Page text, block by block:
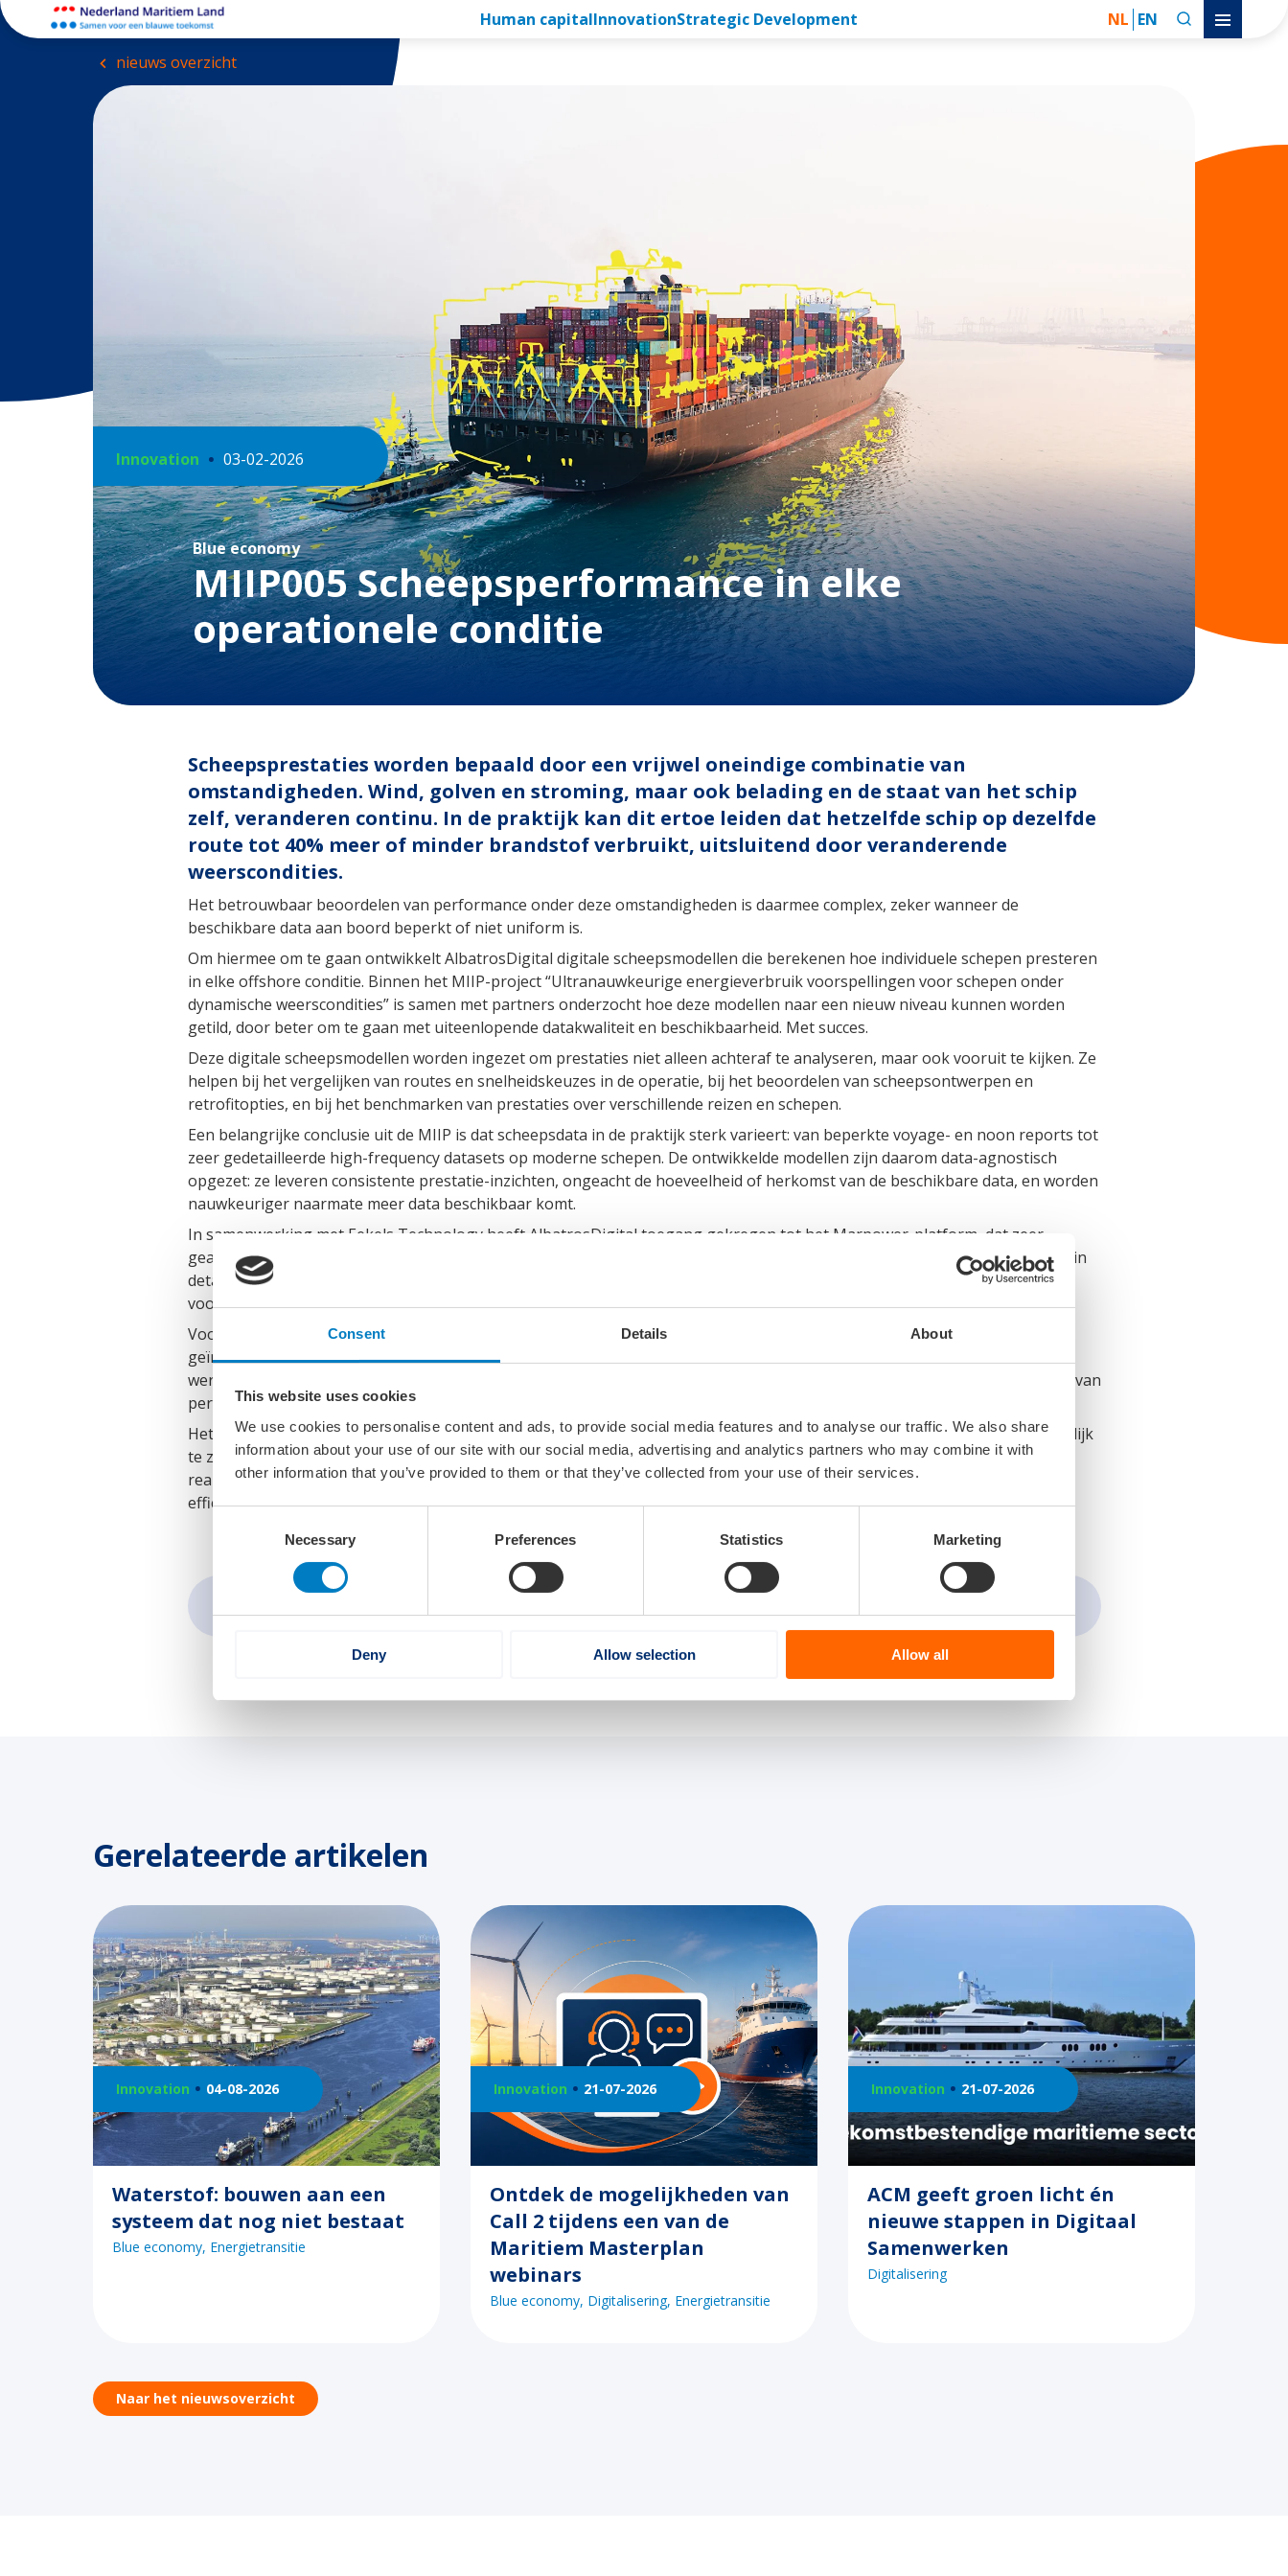
Consent Details About
This website uses cookies
We use cookies to personalise content and ads, to provide social media features and to analyse our traffic. We also share
information about your use of our site with our social media, advertising and analytics partners who may combine it with
other information that you’ve provided to them or that they’ve collected from your use of their services.
Necessary Preferences Statistics Marketing
Deny Allow selection Allow all
Human capitalInnovationStrategic Development NL EN
nieuws overzicht
Innovation 03-02-2026
Blue economy
MIIP005 Scheepsperformance in elke
operationele conditie
Scheepsprestaties worden bepaald door een vrijwel oneindige combinatie van
omstandigheden. Wind, golven en stroming, maar ook belading en de staat van het schip
zelf, veranderen continu. In de praktijk kan dit ertoe leiden dat hetzelfde schip op dezelfde
route tot 40% meer of minder brandstof verbruikt, uitsluitend door veranderende
weerscondities.
Het betrouwbaar beoordelen van performance onder deze omstandigheden is daarmee complex, zeker wanneer de
beschikbare data aan boord beperkt of niet uniform is.
Om hiermee om te gaan ontwikkelt AlbatrosDigital digitale scheepsmodellen die berekenen hoe individuele schepen presteren
in elke offshore conditie. Binnen het MIIP-project “Ultranauwkeurige energieverbruik voorspellingen voor schepen onder
dynamische weerscondities” is samen met partners onderzocht hoe deze modellen naar een nieuw niveau kunnen worden
getild, door beter om te gaan met uiteenlopende datakwaliteit en beschikbaarheid. Met succes.
Deze digitale scheepsmodellen worden ingezet om prestaties niet alleen achteraf te analyseren, maar ook vooruit te kijken. Ze
helpen bij het vergelijken van routes en snelheidskeuzes in de operatie, bij het beoordelen van scheepsontwerpen en
retrofitopties, en bij het benchmarken van prestaties over verschillende reizen en schepen.
Een belangrijke conclusie uit de MIIP is dat scheepsdata in de praktijk sterk varieert: van beperkte voyage- en noon reports tot
zeer gedetailleerde high-frequency datasets op moderne schepen. De ontwikkelde modellen zijn daarom data-agnostisch
opgezet: ze leveren consistente prestatie-inzichten, ongeacht de hoeveelheid of herkomst van de beschikbare data, en worden
nauwkeuriger naarmate meer data beschikbaar komt.
In samenwerking met Eekels Technology heeft AlbatrosDigital toegang gekregen tot het Marpower-platform, dat zeer
geavanceerde operationele data levert van moderne schepen. Deze datasets maken het mogelijk om scheepsprestaties tot in
detail te analyseren en vormen de basis voor een vervolgproject waarin de modellen verder worden verdiept en gevalideerd
voor operationeel gebruik.
Voor de omgevingscondities is binnen het MIIP gewerkt met professionele metocean-data van Hermess. Deze data is
geïntegreerd in de modellen om prestaties onder realistische wind-, golf- en stromingscondities te simuleren. Daarnaast
werken AlbatrosDigital en Hermess aan een vervolgtraject met de European Space Agency (ESA), gericht op het verbeteren van
performance-modellen met behulp van satellietdata.
Het MIIP-project laat zien dat het mogelijk is om betrouwbare prestatie- en energie-inzichten te verkrijgen zonder afhankelijk
te zijn van perfecte of volledige datasets. Door digitale scheepsmodellen te ontwerpen die aansluiten op de operationele
realiteit, ontstaan nieuwe mogelijkheden voor het onderbouwen van routekeuzes, snelheidsprofielen en
efficiëntiemaatregelen voor zowel bestaande als moderne schepen.
Gerelateerde artikelen
Innovation 04-08-2026
Waterstof: bouwen aan een
systeem dat nog niet bestaat
Blue economy Energietransitie
Innovation 21-07-2026
Ontdek de mogelijkheden van
Call 2 tijdens een van de
Maritiem Masterplan
webinars
Blue economy Digitalisering Energietransitie
Innovation 21-07-2026
ACM geeft groen licht én
nieuwe stappen in Digitaal
Samenwerken
Digitalisering
Naar het nieuwsoverzicht